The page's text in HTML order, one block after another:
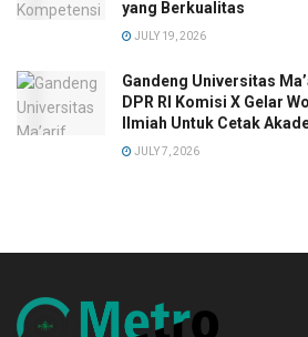
yang Berkualitas
JULY 19, 2026
Gandeng Universitas
DPR RI Komisi X Gelar
Ilmiah Untuk Cetak
JULY 7, 2026